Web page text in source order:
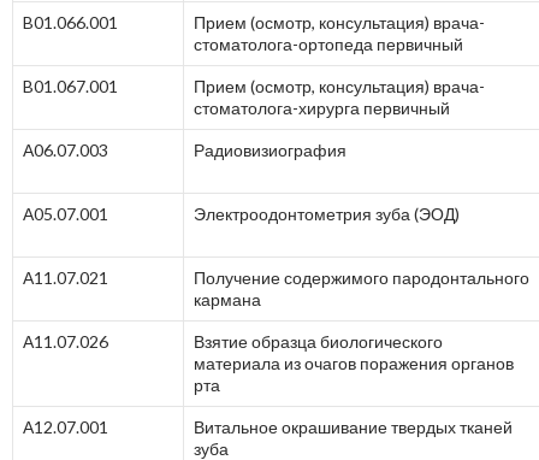
B01.066.001
Прием (осмотр, консультация) врача-
стоматолога-ортопеда первичный
B01.067.001
Прием (осмотр, консультация) врача-
стоматолога-хирурга первичный
А06.07.003 Радиовизиография
А05.07.001 Электроодонтометрия зуба (ЭОД)
А11.07.021
Получение содержимого пародонтального
кармана
А11.07.026
Взятие образца биологического
материала из очагов поражения органов
рта
А12.07.001
Витальное окрашивание твердых тканей
зуба